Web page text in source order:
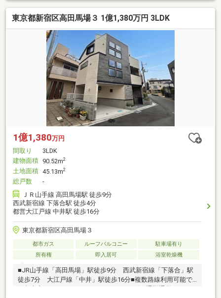
東京都新宿区高田馬場３ 1億1,380万円 3LDK
1億1,380万円
間取り
3LDK
建物面積 90.52m2
土地面積 45.13m2
総戸数
-
ＪＲ山手線 高田馬場駅 徒歩9分
西武新宿線 下落合駅 徒歩4分
都営大江戸線 中井駅 徒歩16分
東京都新宿区高田馬場３
都市ガス ルーフバルコニー
駐車場有り
所有権
即入居可 浴室乾燥機
■JR山手線「高田馬場」駅徒歩9分 西武新宿線「下落合」駅
徒歩7分 大江戸線「中井」駅徒歩16分■複数路線利用可能で